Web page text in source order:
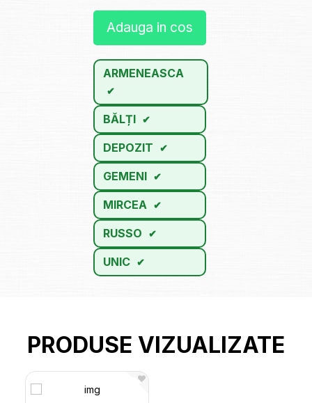
Adauga in cos
ARMENEASCA
BĂLȚI
DEPOZIT
GEMENI
MIRCEA
RUSSO
UNIC
PRODUSE VIZUALIZATE